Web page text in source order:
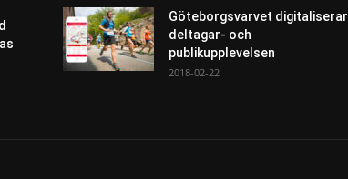
Göteborgsvarvet digitaliserar
deltagar- och
publikupplevelsen
2018-02-22